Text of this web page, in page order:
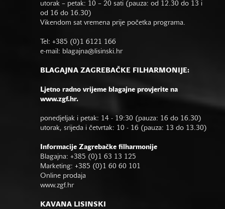
utorak – petak: 10 – 20 sati (pauza: od 12.30 do 13 i
od 16 do 16.30)
Vikendom sat vremena prije početka programa.
Tel: +385 (0)1 6121 166
e-mail: blagajna@lisinski.hr
BLAGAJNA ZAGREBAČKE FILHARMONIJE:
Ljetno radno vrijeme blagajne provjerite na
www.zgf.hr.
ponedjeljak i petak: 14 - 19:30 (pauza: 16 do 16.30)
utorak, srijeda i četvrtak: 10 - 16 (pauza: 13 do 13.30)
Informacije Zagrebačke filharmonije
Blagajna: +385 (0)1 63 13 125
Marketing: +385 (0)1 60 60 101
Online prodaja
www.zgf.hr
KAVANA LISINSKI